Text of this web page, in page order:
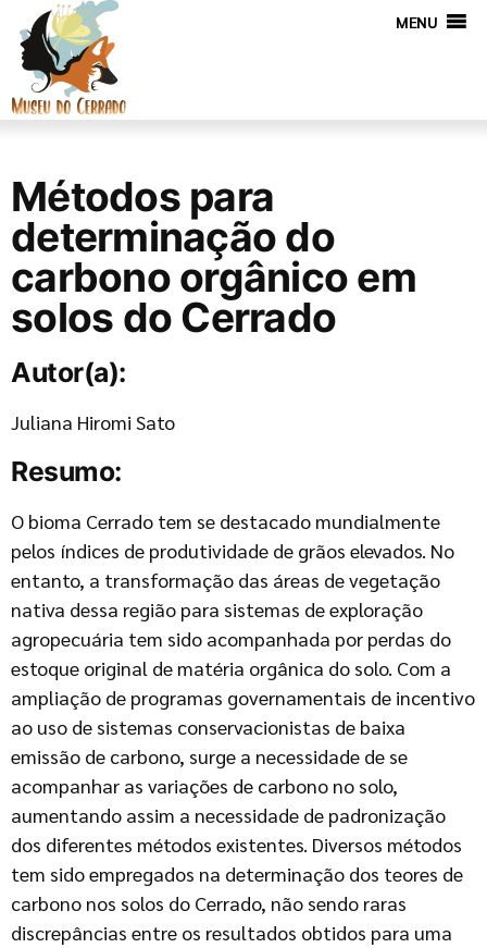
MENU
Métodos para
determinação do
carbono orgânico em
solos do Cerrado
Autor(a):
Juliana Hiromi Sato
Resumo:
O bioma Cerrado tem se destacado mundialmente
pelos índices de produtividade de grãos elevados. No
entanto, a transformação das áreas de vegetação
nativa dessa região para sistemas de exploração
agropecuária tem sido acompanhada por perdas do
estoque original de matéria orgânica do solo. Com a
ampliação de programas governamentais de incentivo
ao uso de sistemas conservacionistas de baixa
emissão de carbono, surge a necessidade de se
acompanhar as variações de carbono no solo,
aumentando assim a necessidade de padronização
dos diferentes métodos existentes. Diversos métodos
tem sido empregados na determinação dos teores de
carbono nos solos do Cerrado, não sendo raras
discrepâncias entre os resultados obtidos para uma